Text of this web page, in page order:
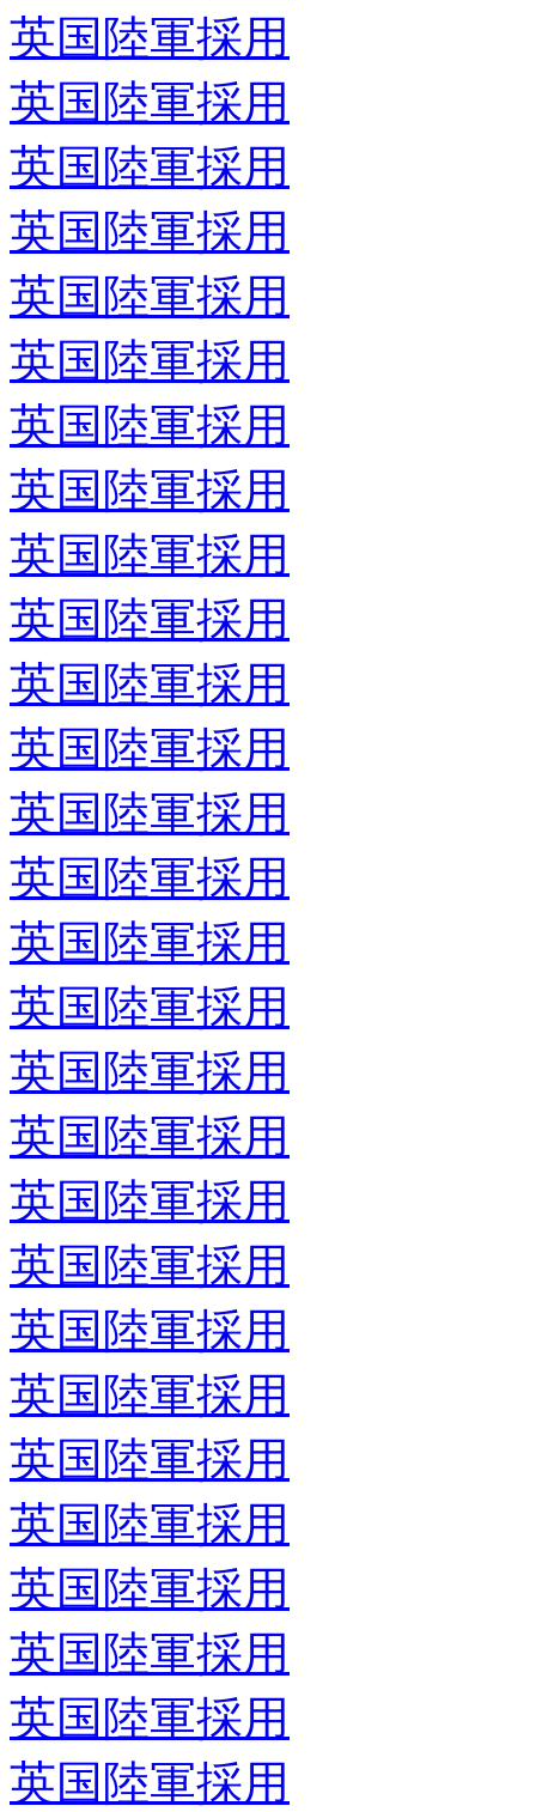
英国陸軍採用
英国陸軍採用
英国陸軍採用
英国陸軍採用
英国陸軍採用
英国陸軍採用
英国陸軍採用
英国陸軍採用
英国陸軍採用
英国陸軍採用
英国陸軍採用
英国陸軍採用
英国陸軍採用
英国陸軍採用
英国陸軍採用
英国陸軍採用
英国陸軍採用
英国陸軍採用
英国陸軍採用
英国陸軍採用
英国陸軍採用
英国陸軍採用
英国陸軍採用
英国陸軍採用
英国陸軍採用
英国陸軍採用
英国陸軍採用
英国陸軍採用